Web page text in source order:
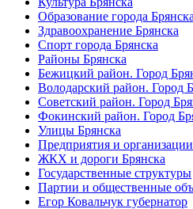
Образование города Брянска
Здравоохранение Брянска
Спорт города Брянска
Районы Брянска
Бежицкий район. Город
Володарский район. Город
Советский район. Город
Фокинский район. Город
Улицы Брянска
Предприятия и
ЖКХ и дороги Брянска
Государственные структуры
Партии и общественные
Егор Ковальчук губернатор